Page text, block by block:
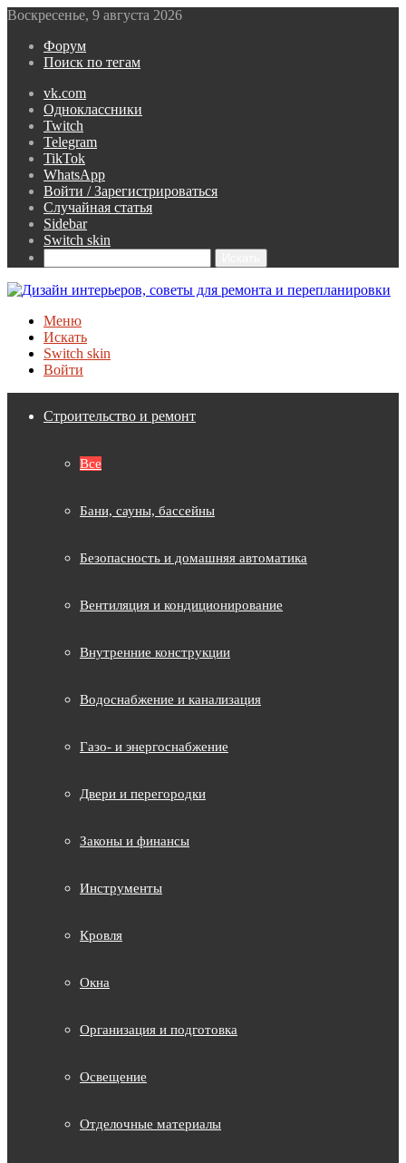
Воскресенье, 9 августа 2026
Форум
Поиск по тегам
vk.com
Одноклассники
Twitch
Telegram
TikTok
WhatsApp
Войти / Зарегистрироваться
Случайная статья
Sidebar
Switch skin
Меню
Искать
Switch skin
Войти
Строительство и ремонт
Все
Бани, сауны, бассейны
Безопасность и домашняя автоматика
Вентиляция и кондиционирование
Внутренние конструкции
Водоснабжение и канализация
Газо- и энергоснабжение
Двери и перегородки
Законы и финансы
Инструменты
Кровля
Окна
Организация и подготовка
Освещение
Отделочные материалы